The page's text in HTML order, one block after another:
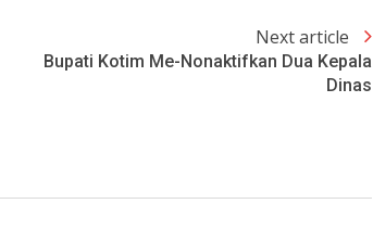
Next article
Bupati Kotim Me-Nonaktifkan Dua Kepala
Dinas